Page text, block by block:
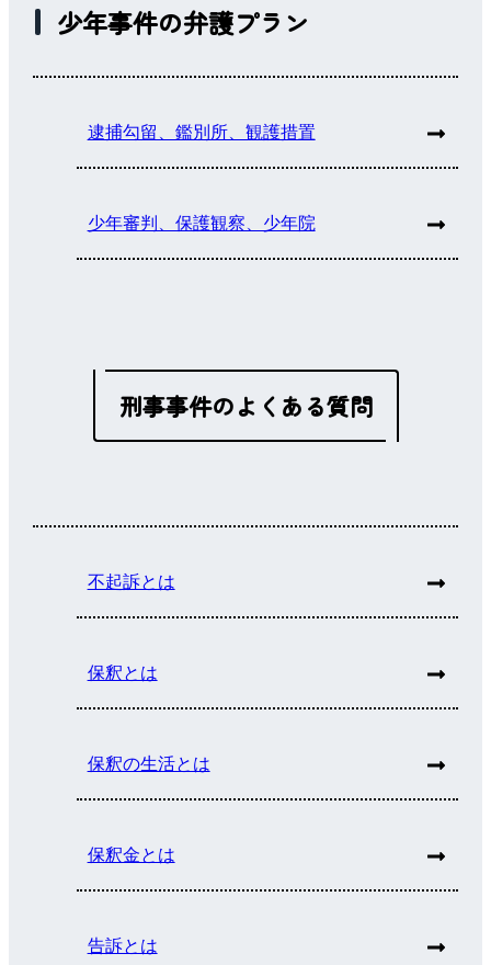
少年事件の弁護プラン
逮捕勾留、鑑別所、観護措置
少年審判、保護観察、少年院
刑事事件のよくある質問
不起訴とは
保釈とは
保釈の生活とは
保釈金とは
告訴とは